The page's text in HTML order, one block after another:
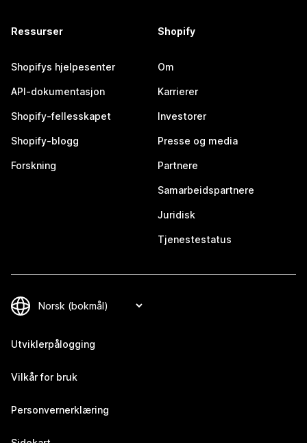
Ressurser
Shopifys hjelpesenter
API-dokumentasjon
Shopify-fellesskapet
Shopify-blogg
Forskning
Shopify
Om
Karrierer
Investorer
Presse og media
Partnere
Samarbeidspartnere
Juridisk
Tjenestestatus
Utviklerpålogging
Vilkår for bruk
Personvernerklæring